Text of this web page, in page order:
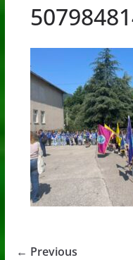
← Previous